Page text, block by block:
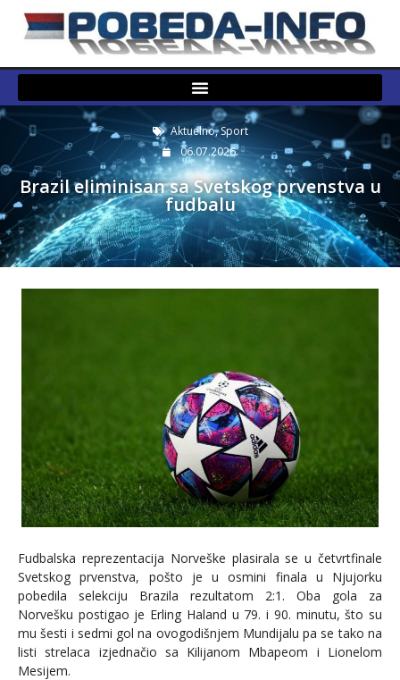
Aktuelno,Sport
06.07.2026.
Brazil eliminisan sa Svetskog prvenstva u
fudbalu
Fudbalska reprezentacija Norveške plasirala se u četvrtfinale
Svetskog prvenstva, pošto je u osmini finala u Njujorku
pobedila selekciju Brazila rezultatom 2:1. Oba gola za
Norvešku postigao je Erling Haland u 79. i 90. minutu, što su
mu šesti i sedmi gol na ovogodišnjem Mundijalu pa se tako na
listi strelaca izjednačio sa Kilijanom Mbapeom i Lionelom
Mesijem.